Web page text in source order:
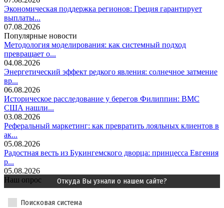
Экономическая поддержка регионов: Греция гарантирует
выплаты...
07.08.2026
Популярные новости
Методология моделирования: как системный подход
превращает о...
04.08.2026
Энергетический эффект редкого явления: солнечное затмение
вр...
06.08.2026
Историческое расследование у берегов Филиппин: ВМС
США нашли...
03.08.2026
Реферальный маркетинг: как превратить лояльных клиентов в
ак...
05.08.2026
Радостная весть из Букингемского дворца: принцесса Евгения
р...
05.08.2026
Наш опрос
Откуда Вы узнали о нашем сайте?
Поисковая система